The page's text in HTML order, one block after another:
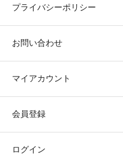
プライバシーポリシー
お問い合わせ
マイアカウント
会員登録
ログイン